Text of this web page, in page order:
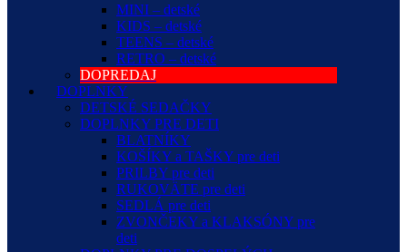
MINI – detské
KIDS – detské
TEENS – detské
RETRO – detské
DOPREDAJ
DOPLNKY
DETSKÉ SEDAČKY
DOPLNKY PRE DETI
BLATNÍKY
KOŠÍKY a TAŠKY pre deti
PRILBY pre deti
RUKOVÄTE pre deti
SEDLÁ pre deti
ZVONČEKY a KLAKSÓNY pre
deti